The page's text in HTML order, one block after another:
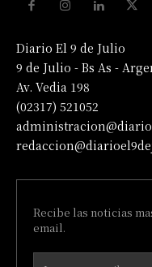
Diario El 9 de Julio
9 de Julio - Bs As -
Av. Vedia 198
(02317) 521052
Recibe las noticias
email.